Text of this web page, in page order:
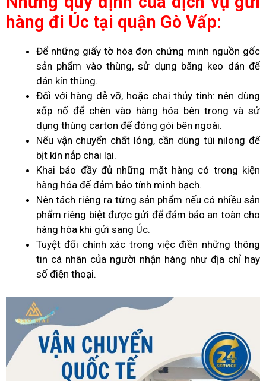
hàng đi Úc tại quận Gò Vấp:
Để những giấy tờ hóa đơn chứng minh nguồn gốc
sản phẩm vào thùng, sử dụng băng keo dán để
dán kín thùng.
Đối với hàng dễ vỡ, hoặc chai thủy tinh: nên dùng
xốp nổ để chèn vào hàng hóa bên trong và sử
dụng thùng carton để đóng gói bên ngoài.
Nếu vận chuyển chất lỏng, cần dùng túi nilong để
bịt kín nắp chai lại.
Khai báo đầy đủ những mặt hàng có trong kiện
hàng hóa để đảm bảo tính minh bạch.
Nên tách riêng ra từng sản phẩm nếu có nhiều sản
phẩm riêng biệt được gửi để đảm bảo an toàn cho
hàng hóa khi gửi sang Úc.
Tuyệt đối chính xác trong việc điền những thông
tin cá nhân của người nhận hàng như địa chỉ hay
số điện thoại.